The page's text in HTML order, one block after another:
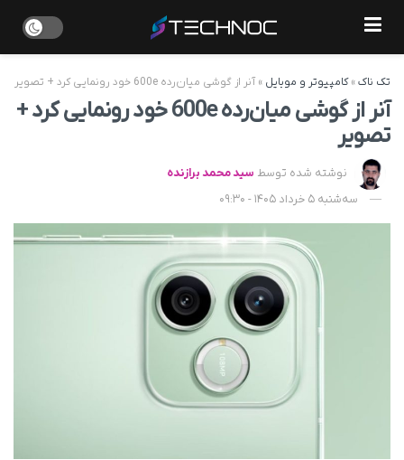
تک ناک»کامپیوتر و موبایل » آنر از گوشی میان‌رده 600e خود رونمایی کرد + تصویر
آنر از گوشی میان‌رده 600e خود رونمایی کرد +
تصویر
نوشته شده توسط سید محمد برازنده
سه‌شنبه 5 خرداد 1405 - 09:30